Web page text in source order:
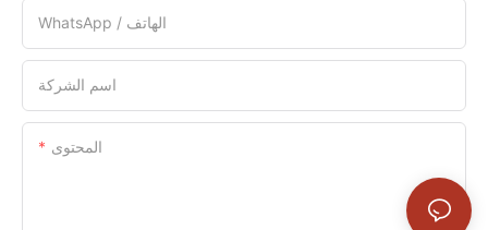
WhatsApp / الهاتف
اسم الشركة
المحتوى